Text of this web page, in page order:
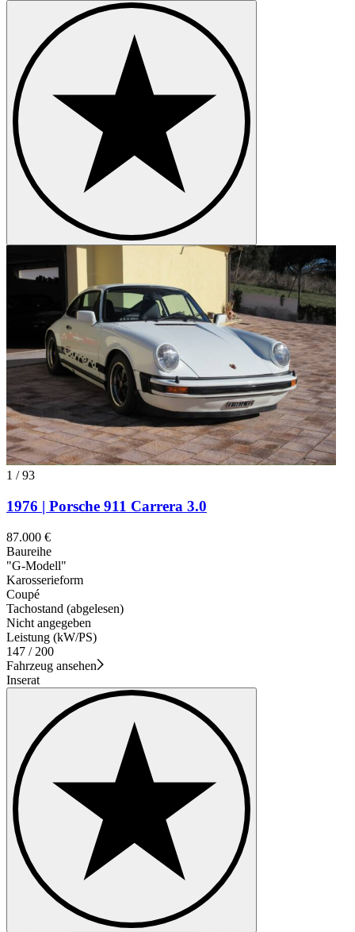
1 /93
1976 | Porsche 911 Carrera 3.0
87.000 €
Baureihe
"G-Modell"
Karosserieform
Coupé
Tachostand (abgelesen)
Nicht angegeben
Leistung (kW/PS)
147 / 200
Fahrzeug ansehen
Inserat